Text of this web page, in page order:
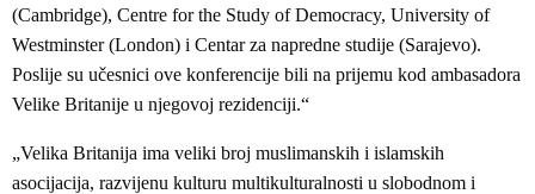
(Cambridge), Centre for the Study of Democracy, University of
Westminster (London) i Centar za napredne studije (Sarajevo).
Poslije su učesnici ove konferencije bili na prijemu kod ambasadora
Velike Britanije u njegovoj rezidenciji.“
„Velika Britanija ima veliki broj muslimanskih i islamskih
asocijacija, razvijenu kulturu multikulturalnosti u slobodnom i